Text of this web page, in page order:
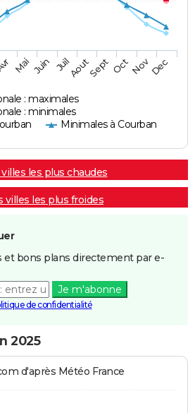
: maximales
: minimales
Minimales à Courban
Mai Juin JuilAoutSept OctNovDec
les plus chaudes
villes les plus froides
et bons plans directement par e-
Je m'abonne
de confidentialité
2025
d'après Météo France